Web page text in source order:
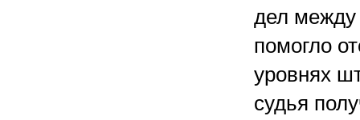
дел между
помогло
уровнях
судья